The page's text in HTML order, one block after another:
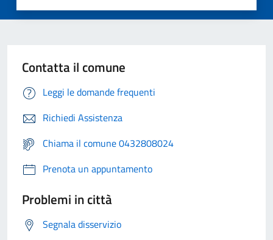
Contatta il comune
Leggi le domande frequenti
Richiedi Assistenza
Chiama il comune 0432808024
Prenota un appuntamento
Problemi in città
Segnala disservizio